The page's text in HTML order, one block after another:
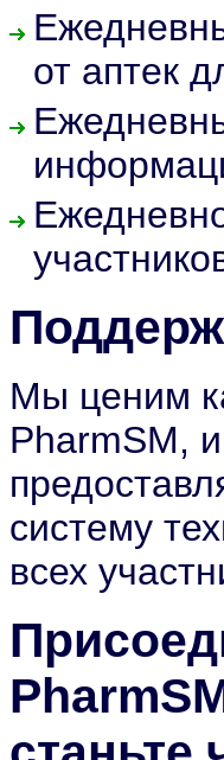
от аптек
Мы ценим
PharmSM,
систему
всех